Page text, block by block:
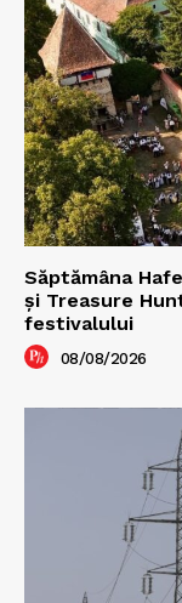
Săptămâna
şi Treasure
festivalului
08/08/2026